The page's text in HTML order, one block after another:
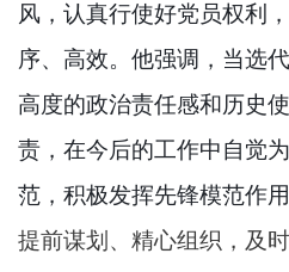
风，认真行使好党员权利
序、高效。他强调，当选
高度的政治责任感和历史
责，在今后的工作中自觉
范，积极发挥先锋模范作
提前谋划、精心组织，及